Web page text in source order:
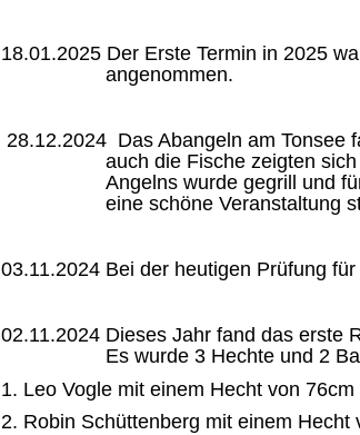
18.01.2025 Der Erste Termin in 2025
angenommen.
28.12.2024 Das Abangeln am Tonsee
auch die Fische zeigten
Angelns wurde gegrill und
eine schöne Veranstaltung
03.11.2024 Bei der heutigen Prüfung
02.11.2024 Dieses Jahr fand das erste
Es wurde 3 Hechte und 2
1. Leo Vogle mit einem Hecht von
2. Robin Schüttenberg mit einem Hecht